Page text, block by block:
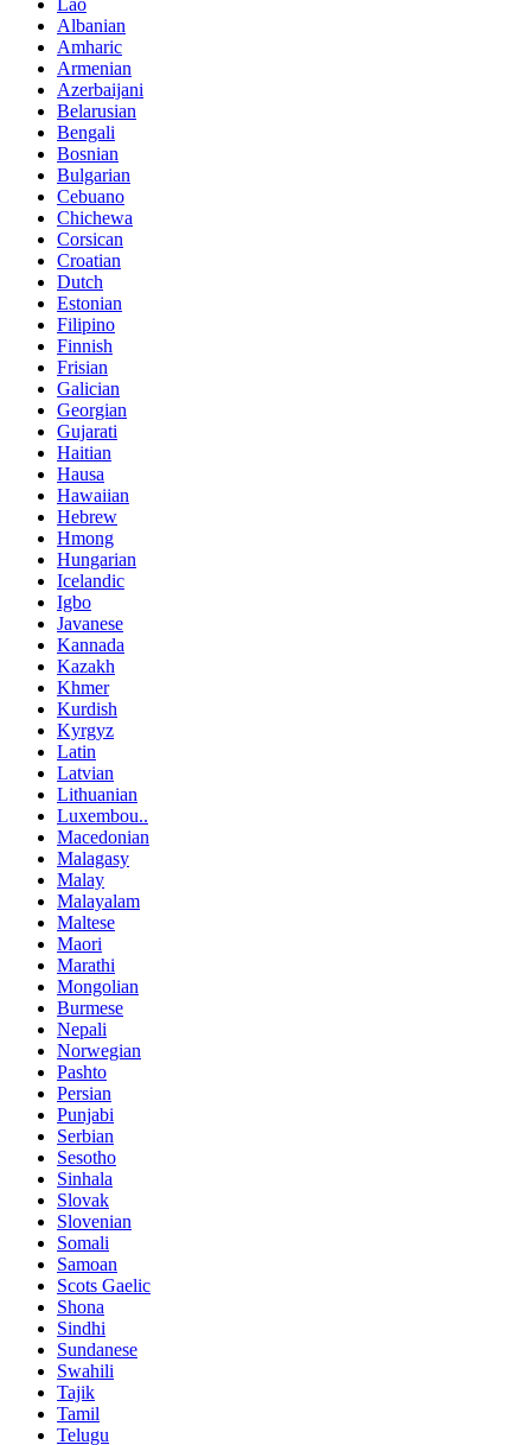
Albanian
Amharic
Armenian
Azerbaijani
Belarusian
Bengali
Bosnian
Bulgarian
Cebuano
Chichewa
Corsican
Croatian
Dutch
Estonian
Filipino
Finnish
Frisian
Galician
Georgian
Gujarati
Haitian
Hausa
Hawaiian
Hebrew
Hmong
Hungarian
Icelandic
Igbo
Javanese
Kannada
Kazakh
Khmer
Kurdish
Kyrgyz
Latin
Latvian
Lithuanian
Luxembou..
Macedonian
Malagasy
Malay
Malayalam
Maltese
Maori
Marathi
Mongolian
Burmese
Nepali
Norwegian
Pashto
Persian
Punjabi
Serbian
Sesotho
Sinhala
Slovak
Slovenian
Somali
Samoan
Scots Gaelic
Shona
Sindhi
Sundanese
Swahili
Tajik
Tamil
Telugu